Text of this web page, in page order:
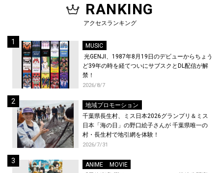
RANKING
アクセスランキング
MUSIC
光GENJI、1987年8月19日のデビューからちょう
ど39年の時を経てついにサブスクとDL配信が解
禁！
2026/8/7
地域プロモーション
千葉県長生村、ミス日本2026グランプリ＆ミス
日本「海の日」の野口絵子さんが 千葉県唯一の
村・長生村で地引網を体験！
2026/7/31
ANIME
MOVIE